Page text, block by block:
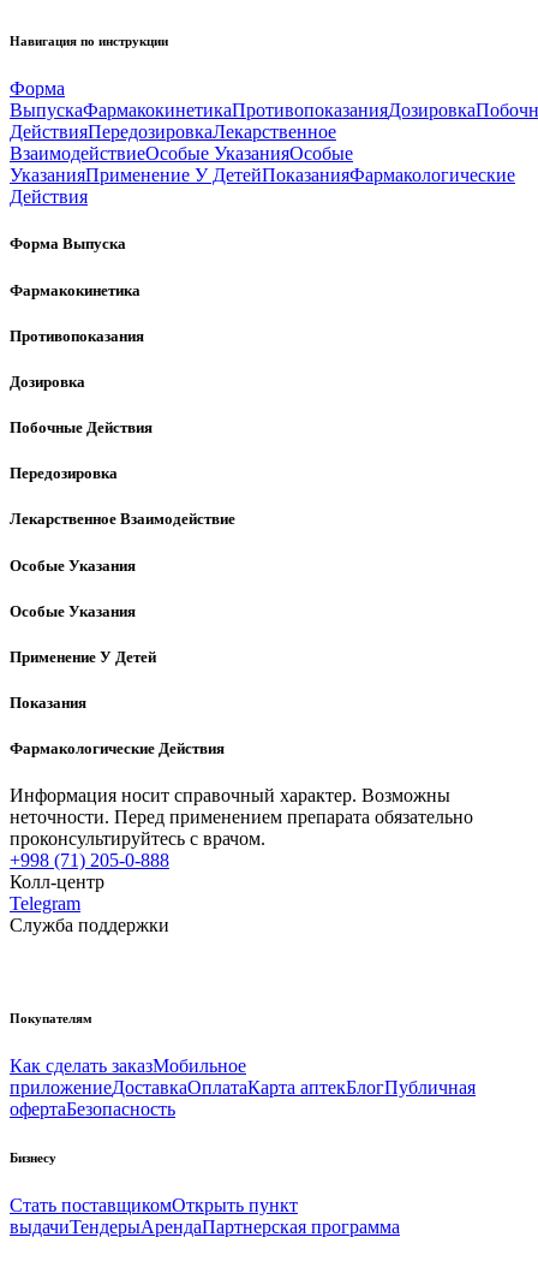
Навигация по инструкции
Форма
ВыпускаФармакокинетикаПротивопоказанияДозировка
ДействияПередозировкаЛекарственное
ВзаимодействиеОсобые УказанияОсобые
УказанияПрименение У ДетейПоказанияФармакологические
Действия
Форма Выпуска
Фармакокинетика
Противопоказания
Дозировка
Побочные Действия
Передозировка
Лекарственное Взаимодействие
Особые Указания
Особые Указания
Применение У Детей
Показания
Фармакологические Действия
Информация носит справочный характер. Возможны
неточности. Перед применением препарата обязательно
проконсультируйтесь с врачом.
+998 (71) 205-0-888
Колл-центр
Telegram
Служба поддержки
Покупателям
Как сделать заказМобильное
приложениеДоставкаОплатаКарта аптекБлогПубличная
офертаБезопасность
Бизнесу
Стать поставщикомОткрыть пункт
выдачиТендерыАрендаПартнерская программа